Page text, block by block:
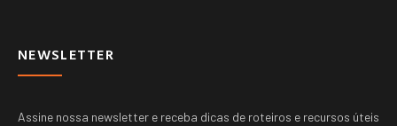
NEWSLETTER
Assine nossa newsletter e receba dicas de roteiros e recursos úteis